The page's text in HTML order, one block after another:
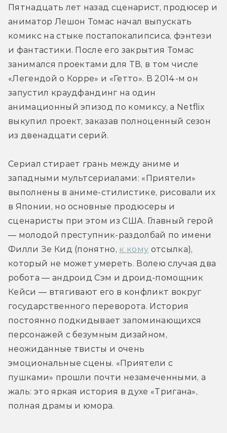
Пятнадцать лет назад сценарист, продюсер и
аниматор Лешон Томас начал выпускать
комикс на стыке постапокалипсиса, фэнтези
и фантастики. После его закрытия Томас
занимался проектами для ТВ, в том числе
«Легендой о Корре» и «Гетто». В 2014-м он
запустил краудфандинг на один
анимационный эпизод по комиксу, а Netflix
выкупил проект, заказав полноценный сезон
из двенадцати серий.
Сериал стирает грань между аниме и
западными мультсериалами: «Приятели»
выполнены в аниме-стилистике, рисовали их
в Японии, но основные продюсеры и
сценаристы при этом из США. Главный герой
— молодой преступник-раздолбай по имени
Филли Зе Кид (понятно, к кому отсылка),
который не может умереть. Волею случая два
робота — андроид Сэм и дроид-помощник
Кейси — втягивают его в конфликт вокруг
государственного переворота. История
постоянно подкидывает запоминающихся
персонажей с безумным дизайном,
неожиданные твисты и очень
эмоциональные сцены. «Приятели с
пушками» прошли почти незамеченными, а
жаль: это яркая история в духе «Тригана»,
полная драмы и юмора.